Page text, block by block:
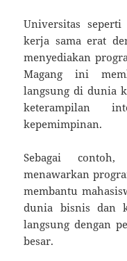
Universitas
kerja sama erat
menyediakan
Magang ini
langsung di dunia
keterampilan
kepemimpinan.
Sebagai contoh,
menawarkan
membantu
dunia bisnis dan
langsung dengan
besar.